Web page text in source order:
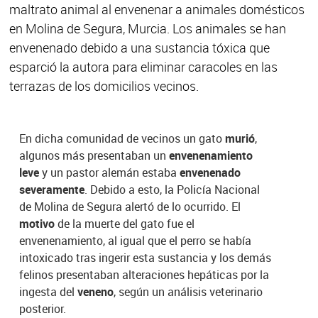
maltrato animal al envenenar a animales domésticos
en Molina de Segura, Murcia. Los animales se han
envenenado debido a una sustancia tóxica que
esparció la autora para eliminar caracoles en las
terrazas de los domicilios vecinos.
En dicha comunidad de vecinos un gatomurió,
algunos más presentaban unenvenenamiento
levey un pastor alemán estabaenvenenado
severamente. Debido a esto, la Policía Nacional
de Molina de Segura alertó de lo ocurrido. El
motivode la muerte del gato fue el
envenenamiento, al igual que el perro se había
intoxicado tras ingerir esta sustancia y los demás
felinos presentaban alteraciones hepáticas por la
ingesta delveneno, según un análisis veterinario
posterior.